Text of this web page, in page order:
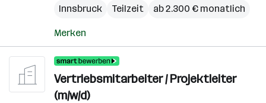
Innsbruck
Teilzeit ab 2.300 € monatlich
Merken
Vertriebsmitarbeiter / Projektleiter
(m/w/d)